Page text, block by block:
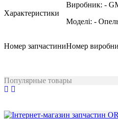
Характеристики
Виробник: -
Моделі: -
Номер запчастиниНомер
Популярные товары